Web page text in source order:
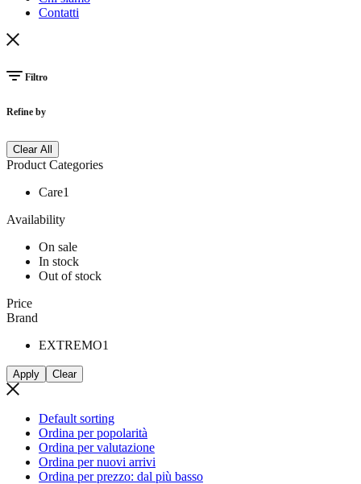
Contatti
Filtro
Refine by
Clear All
Product Categories
Care1
Availability
On sale
In stock
Out of stock
Price
Brand
EXTREMO1
Apply Clear
Default sorting
Ordina per popolarità
Ordina per valutazione
Ordina per nuovi arrivi
Ordina per prezzo: dal più basso